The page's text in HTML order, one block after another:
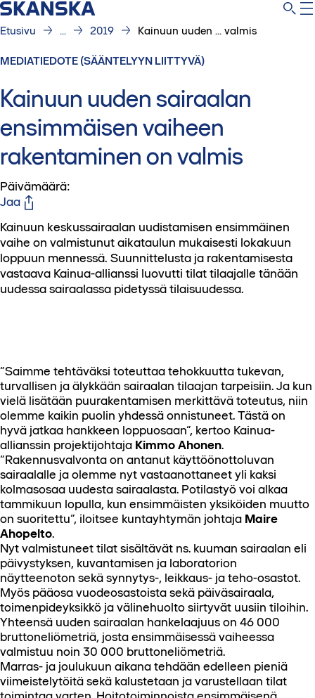
Etusivu ... 2019 Kainuun uuden ... valmis
MEDIATIEDOTE (SÄÄNTELYYN LIITTYVÄ)
Kainuun uuden sairaalan
ensimmäisen vaiheen
rakentaminen on valmis
Päivämäärä:
Jaa
Kainuun keskussairaalan uudistamisen ensimmäinen
vaihe on valmistunut aikataulun mukaisesti lokakuun
loppuun mennessä. Suunnittelusta ja rakentamisesta
vastaava Kainua-allianssi luovutti tilat tilaajalle tänään
uudessa sairaalassa pidetyssä tilaisuudessa.
”Saimme tehtäväksi toteuttaa tehokkuutta tukevan,
turvallisen ja älykkään sairaalan tilaajan tarpeisiin. Ja kun
vielä lisätään puurakentamisen merkittävä toteutus, niin
olemme kaikin puolin yhdessä onnistuneet. Tästä on
hyvä jatkaa hankkeen loppuosaan”, kertoo Kainua-
allianssin projektijohtaja Kimmo Ahonen.
”Rakennusvalvonta on antanut käyttöönottoluvan
sairaalalle ja olemme nyt vastaanottaneet yli kaksi
kolmasosaa uudesta sairaalasta. Potilastyö voi alkaa
tammikuun lopulla, kun ensimmäisten yksiköiden muutto
on suoritettu”, iloitsee kuntayhtymän johtaja Maire
Ahopelto.
Nyt valmistuneet tilat sisältävät ns. kuuman sairaalan eli
päivystyksen, kuvantamisen ja laboratorion
näytteenoton sekä synnytys-, leikkaus- ja teho-osastot.
Myös pääosa vuodeosastoista sekä päiväsairaala,
toimenpideyksikkö ja välinehuolto siirtyvät uusiin tiloihin.
Yhteensä uuden sairaalan hankelaajuus on 46 000
bruttoneliömetriä, josta ensimmäisessä vaiheessa
valmistuu noin 30 000 bruttoneliömetriä.
Marras- ja joulukuun aikana tehdään edelleen pieniä
viimeistelytöitä sekä kalustetaan ja varustellaan tilat